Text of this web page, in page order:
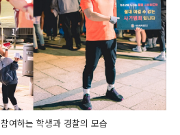
여하는 학생과 경찰의 모습